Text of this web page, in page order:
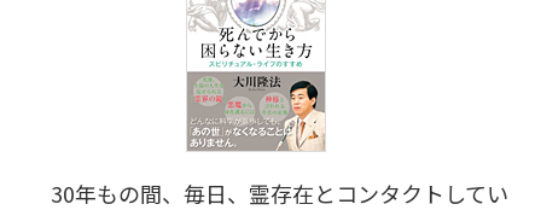
30年もの間、毎日、霊存在とコンタクトしてい